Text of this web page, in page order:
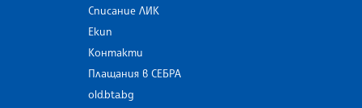
Списание ЛИК
Екип
Контакти
Плащания в СЕБРА
old.bta.bg